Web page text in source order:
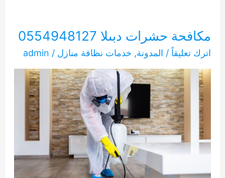
مكافحة حشرات دبىلا 0554948127
اترك تعليقاً / المدونة, خدمات نظافة منازل /
admin